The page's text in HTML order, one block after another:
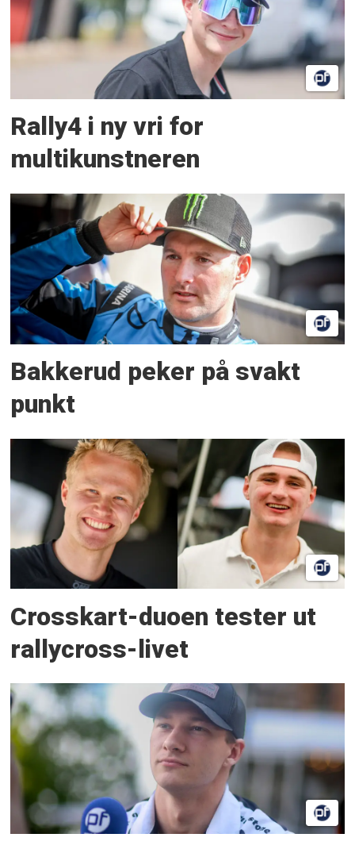
Rally4 i ny vri for
multikunstneren
Bakkerud peker på svakt
punkt
Crosskart-duoen tester ut
rallycross-livet